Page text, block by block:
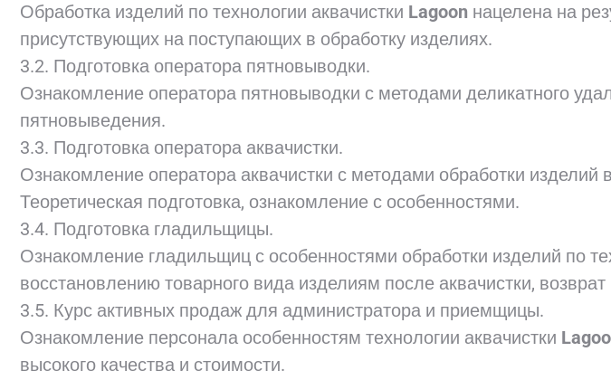
Обработка изделий по технологии аквачистки Lagoon нацелена на
присутствующих на поступающих в обработку изделиях.
3.2. Подготовка оператора пятновыводки.
Ознакомление оператора пятновыводки с методами деликатного
пятновыведения.
3.3. Подготовка оператора аквачистки.
Ознакомление оператора аквачистки с методами обработки
Теоретическая подготовка, ознакомление с особенностями.
3.4. Подготовка гладильщицы.
Ознакомление гладильщиц с особенностями обработки изделий по
восстановлению товарного вида изделиям после аквачистки,
3.5. Курс активных продаж для администратора и приемщицы.
Ознакомление персонала особенностям технологии аквачистки
высокого качества и стоимости.